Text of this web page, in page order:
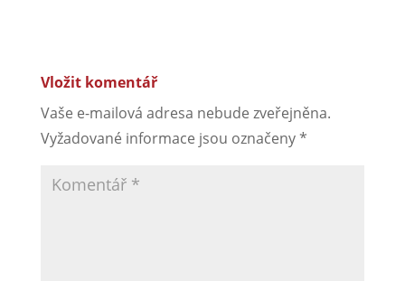
Vložit komentář
Vaše e-mailová adresa nebude zveřejněna.
Vyžadované informace jsou označeny*